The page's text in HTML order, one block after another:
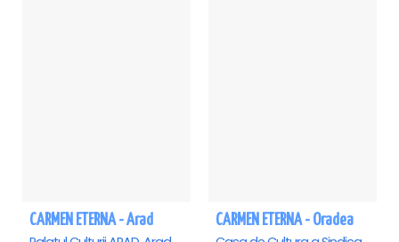
CARMEN ETERNA - Arad CARMEN ETERNA - Oradea